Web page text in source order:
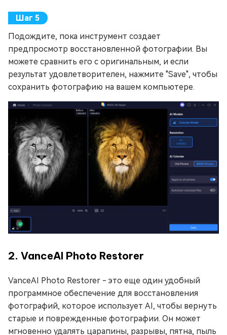
Подождите, пока инструмент создает
предпросмотр восстановленной фотографии. Вы
можете сравнить его с оригинальным, и если
результат удовлетворителен, нажмите "Save", чтобы
сохранить фотографию на вашем компьютере.
2. VanceAI Photo Restorer
VanceAI Photo Restorer - это еще один удобный
программное обеспечение для восстановления
фотографий, которое использует AI, чтобы вернуть
старые и поврежденные фотографии. Он может
мгновенно удалять царапины, разрывы, пятна, пыль